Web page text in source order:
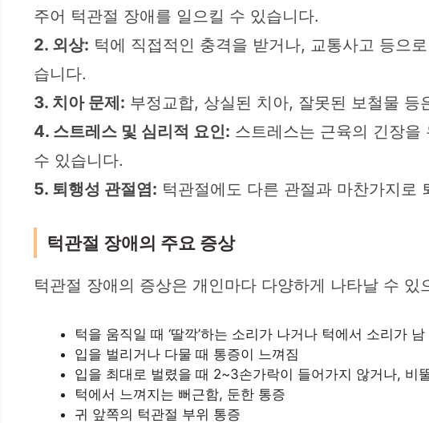
주어 턱관절 장애를 일으킬 수 있습니다.
2. 외상: 턱에 직접적인 충격을 받거나, 교통사고 등으
습니다.
3. 치아 문제: 부정교합, 상실된 치아, 잘못된 보철물
4. 스트레스 및 심리적 요인: 스트레스는 근육의 긴장
수 있습니다.
5. 퇴행성 관절염: 턱관절에도 다른 관절과 마찬가지로
턱관절 장애의 주요 증상
턱관절 장애의 증상은 개인마다 다양하게 나타날 수
턱을 움직일 때 ‘딸깍’하는 소리가 나거나 턱에서 소리가 남
입을 벌리거나 다물 때 통증이 느껴짐
입을 최대로 벌렸을 때 2~3손가락이 들어가지 않거나, 비
턱에서 느껴지는 뻐근함, 둔한 통증
귀 앞쪽의 턱관절 부위 통증